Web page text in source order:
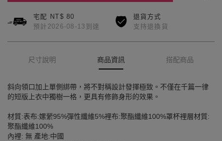
宅配 NT$ 80
預計2026-08-13到達
退貨方式
支持退換貨
尺寸說明 商品資訊 搭配商品
斜向領口加上單側綁帶，將不對稱設計發揮極致。不僅在千篇一律
的短版上衣中獨樹一格，更具有修飾身形的效果。
材質:表布:嫘縈95%彈性纖維5%裡布:聚酯纖維100%罩杯裡層材質:
聚酯纖維100%
內裡: 無 產地:中國